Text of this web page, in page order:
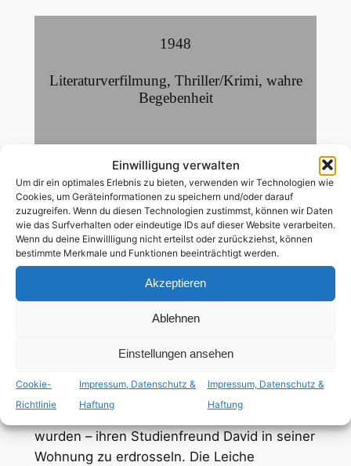
Einwilligung verwalten
Um dir ein optimales Erlebnis zu bieten, verwenden wir Technologien wie
Cookies, um Geräteinformationen zu speichern und/oder darauf
zuzugreifen. Wenn du diesen Technologien zustimmst, können wir Daten
wie das Surfverhalten oder eindeutige IDs auf dieser Website verarbeiten.
Wenn du deine Einwillligung nicht erteilst oder zurückziehst, können
bestimmte Merkmale und Funktionen beeinträchtigt werden.
Akzeptieren
Ablehnen
Einstellungen ansehen
Cookie-
Richtlinie
Impressum, Datenschutz &
Haftung
Impressum, Datenschutz &
Haftung
1948
Literaturverfilmung, Thriller/Krimi, wahre
Begebenheit
deutsch,englisch,französisch
ab 12 Jahren
schwule Hauptrolle
perfekten Mord gibt, beschließen die beiden
wurden – ihren Studienfreund David in seiner
Wohnung zu erdrosseln. Die Leiche